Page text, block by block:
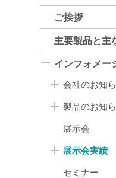
ご挨拶
主要製品と主
インフォメー
会社のお知
製品のお知
展示会
展示会実績
セミナー